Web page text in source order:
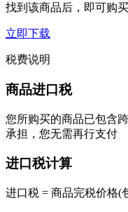
找到该商品后，即可购买
立即下载
税费说明
商品进口税
您所购买的商品已包含
承担，您无需再行支付
进口税计算
进口税 = 商品完税价格(